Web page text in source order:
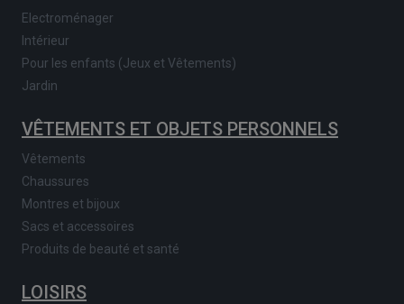
Electroménager
Intérieur
Pour les enfants (Jeux et Vêtements)
Jardin
VÊTEMENTS ET OBJETS PERSONNELS
Vêtements
Chaussures
Montres et bijoux
Sacs et accessoires
Produits de beauté et santé
LOISIRS